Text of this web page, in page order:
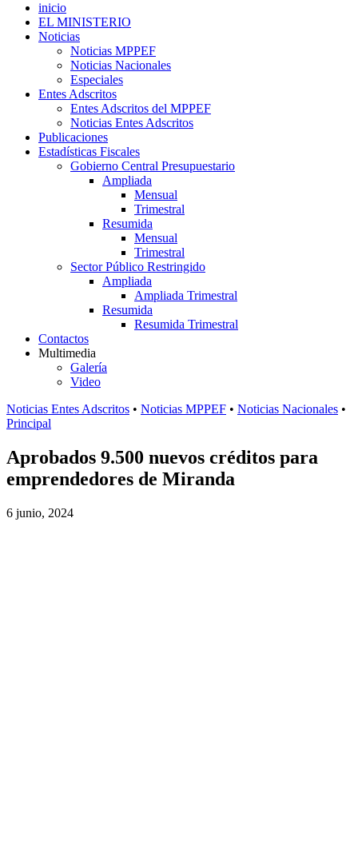
inicio
EL MINISTERIO
Noticias
Noticias MPPEF
Noticias Nacionales
Especiales
Entes Adscritos
Entes Adscritos del MPPEF
Noticias Entes Adscritos
Publicaciones
Estadísticas Fiscales
Gobierno Central Presupuestario
Ampliada
Mensual
Trimestral
Resumida
Mensual
Trimestral
Sector Público Restringido
Ampliada
Ampliada Trimestral
Resumida
Resumida Trimestral
Contactos
Multimedia
Galería
Video
Noticias Entes Adscritos • Noticias MPPEF • Noticias Nacionales •
Principal
Aprobados 9.500 nuevos créditos para
emprendedores de Miranda
6 junio, 2024